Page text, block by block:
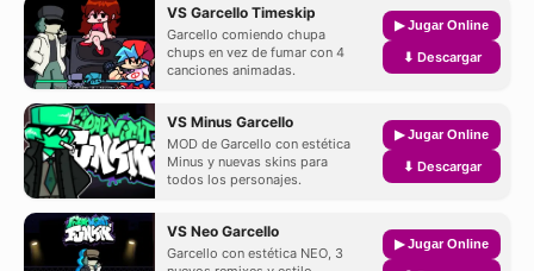
VS Garcello Timeskip
Garcello comiendo chupa
chups en vez de fumar con 4
canciones animadas.
▶ Jugar Online
⬇ Descargar
VS Minus Garcello
MOD de Garcello con estética
Minus y nuevas skins para
todos los personajes.
▶ Jugar Online
⬇ Descargar
VS Neo Garcello
Garcello con estética NEO, 3
▶ Jugar Online